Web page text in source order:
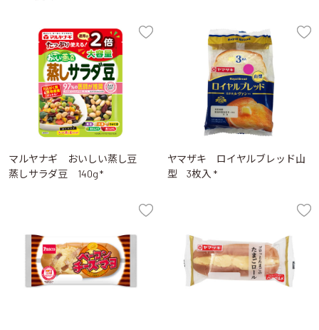
マルヤナギ おいしい蒸し豆
蒸しサラダ豆 140g *
ヤマザキ ロイヤルブレッド山
型 3枚入 *